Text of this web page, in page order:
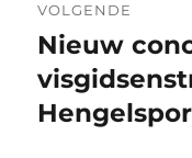
VOLGENDE
Volgend
bericht:
Nieuw